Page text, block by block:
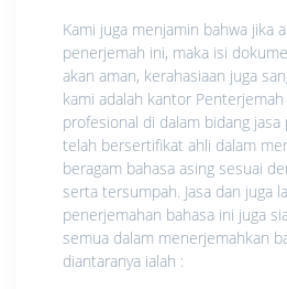
Kami juga menjamin bahwa jika
penerjemah ini, maka isi
akan aman, kerahasiaan juga
kami adalah kantor Penterjemah
profesional di dalam bidang
telah bersertifikat ahli dalam
beragam bahasa asing sesuai
serta tersumpah. Jasa dan juga
penerjemahan bahasa ini juga
semua dalam menerjemahkan
diantaranya ialah :